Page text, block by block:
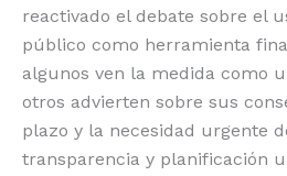
reactivado el debate sobre el
público como herramienta
algunos ven la medida como
otros advierten sobre sus
plazo y la necesidad urgente
transparencia y planificación